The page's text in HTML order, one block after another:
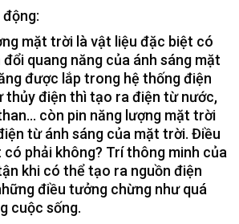
mặt trời là vật liệu đặc biệt có
đổi quang năng của ánh sáng mặt
được lắp trong hệ thống điện
thủy điện thì tạo ra điện từ nước,
còn pin năng lượng mặt trời
từ ánh sáng của mặt trời. Điều
phải không? Trí thông minh của
khi có thể tạo ra nguồn điện
điều tưởng chừng như quá
cuộc sống.